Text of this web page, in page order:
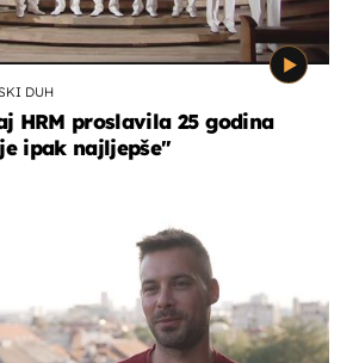
DUH
HRM proslavila 25 godina
ipak najljepše"